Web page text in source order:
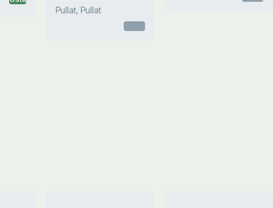
1920- ja 1930-luvulla
Pullat, Pullat